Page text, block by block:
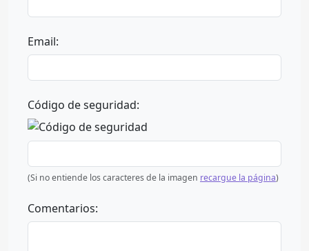
Email:
Código de seguridad:
(Si no entiende los caracteres de la imagen recargue la página)
Comentarios: